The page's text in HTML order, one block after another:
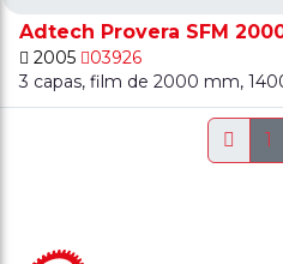
Adtech Provera SFM
2005
03926
3 capas, film de 2000 mm,
1